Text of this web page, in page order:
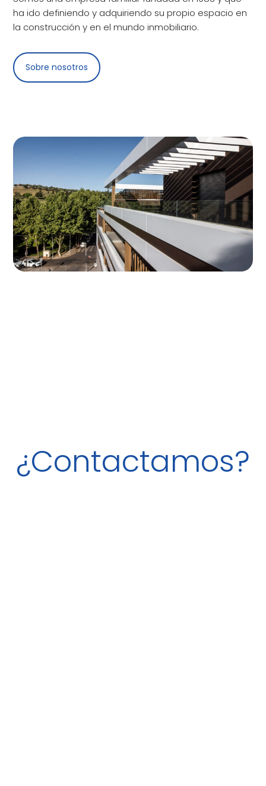
ha ido definiendo y adquiriendo su propio espacio en
la construcción y en el mundo inmobiliario.
Sobre nosotros
¿Contactamos?